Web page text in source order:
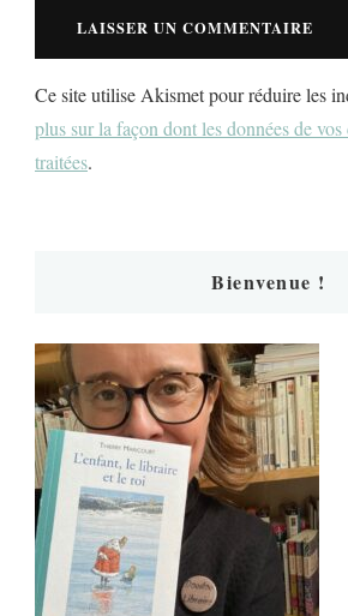
Ce site utilise Akismet pour réduire les
plus sur la façon dont les données de
traitées.
Bienvenue !